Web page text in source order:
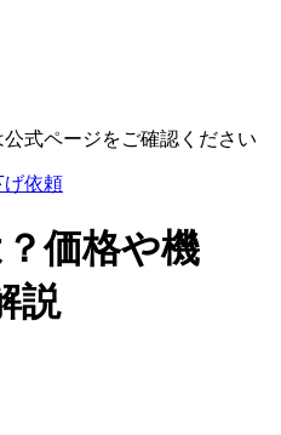
式ページをご確認ください
げ依頼
価格や機
説